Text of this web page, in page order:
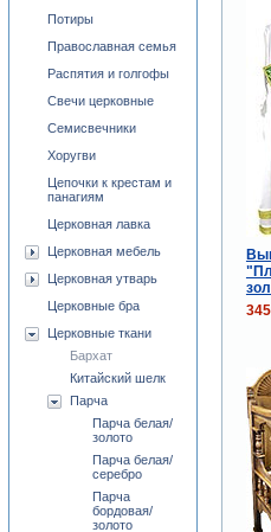
Потиры
Православная семья
Распятия и голгофы
Свечи церковные
Семисвечники
Хоругви
Цепочки к крестам и
панагиям
Церковная лавка
Церковная мебель
Церковная утварь
Церковные бра
Церковные ткани
Бархат
Китайский шелк
Парча
Парча белая/
золото
Парча белая/
серебро
Парча
бордовая/
золото